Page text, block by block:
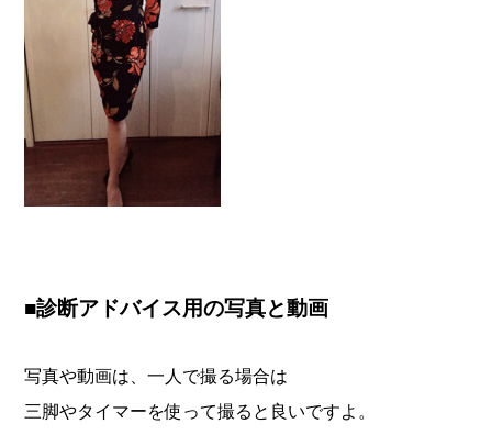
■診断アドバイス用の写真と動画
写真や動画は、一人で撮る場合は
三脚やタイマーを使って撮ると良いですよ。